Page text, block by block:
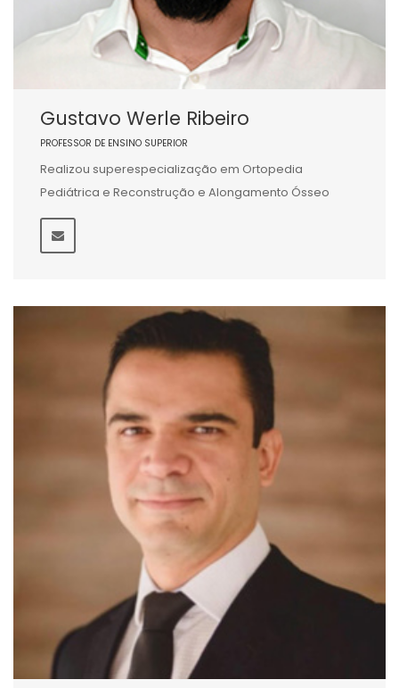
Gustavo Werle Ribeiro
PROFESSOR DE ENSINO SUPERIOR
Realizou superespecialização em Ortopedia
Pediátrica e Reconstrução e Alongamento Ósseo